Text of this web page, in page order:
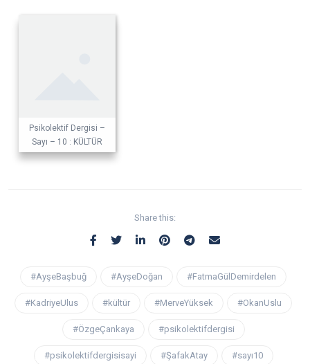
Psikolektif Dergisi –
Sayı – 10 : KÜLTÜR
Share this:
#AyşeBaşbuğ #AyşeDoğan #FatmaGülDemirdelen
#KadriyeUlus #kültür #MerveYüksek #OkanUslu
#ÖzgeÇankaya #psikolektifdergisi
#psikolektifdergisisayi #ŞafakAtay #sayı10